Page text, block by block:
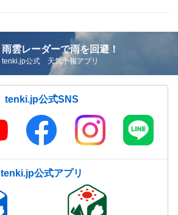
雨雲レーダーで雨を回避！
tenki.jp公式 天気予報アプリ
tenki.jp公式SNS
tenki.jp公式アプリ